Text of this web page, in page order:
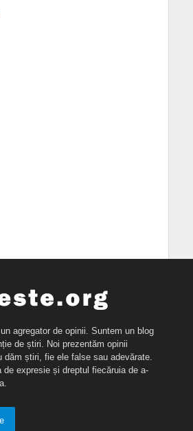
agregator de opinii. Suntem un blog
de știri. Noi prezentăm opinii
dăm știri, fie ele false sau adevărate.
de expresie și dreptul fiecăruia de a-